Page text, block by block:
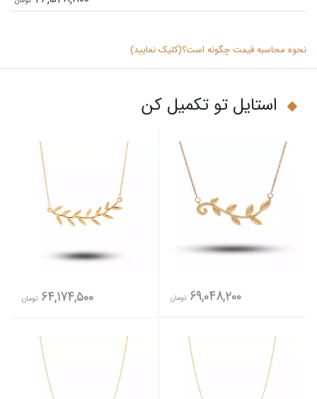
نحوه محاسبه قیمت چگونه است؟(کلیک نمایید)
استایل تو تکمیل کن
69,048,200 تومان 64,174,500 تومان